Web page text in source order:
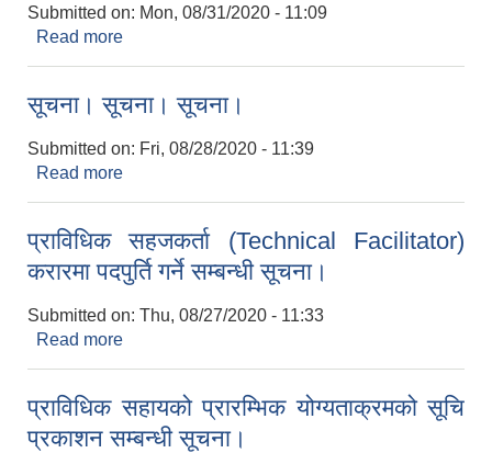
Submitted on: Mon, 08/31/2020 - 11:09
Read more
सूचना। सूचना। सूचना।
Submitted on: Fri, 08/28/2020 - 11:39
Read more
प्राविधिक सहजकर्ता (Technical Facilitator)
करारमा पदपुर्ति गर्ने सम्बन्धी सूचना।
Submitted on: Thu, 08/27/2020 - 11:33
Read more
प्राविधिक सहायको प्रारम्भिक योग्यताक्रमको सूचि
प्रकाशन सम्बन्धी सूचना।